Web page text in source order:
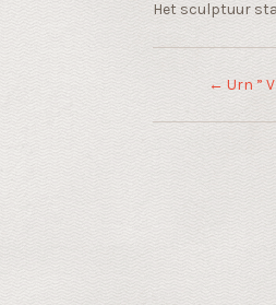
Het sculptuur
← Urn ”